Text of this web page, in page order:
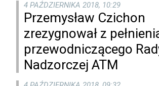
4 PAŹDZIERNIKA 2018, 10:29
Przemysław Czichon
zrezygnował z
przewodniczącego
Nadzorczej ATM